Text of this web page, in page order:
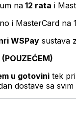
na 12 rata i
i MasterCard na
WSPay sustava
u gotovini tek
dostave sa svim